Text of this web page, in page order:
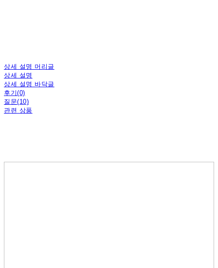
상세 설명 머리글
상세 설명
상세 설명 바닥글
후기(0)
질문(10)
관련 상품